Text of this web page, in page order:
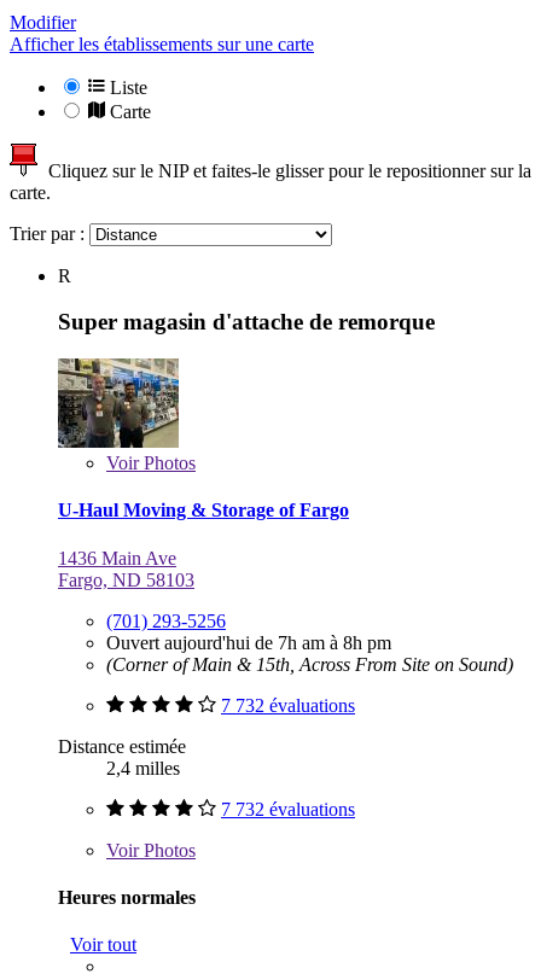
Modifier
Afficher les établissements sur une carte
Liste
Carte
Cliquez sur le NIP et faites-le glisser pour le repositionner sur la
carte.
Trier par :
R
Super magasin d'attache de remorque
VoirPhotos
U-Haul Moving & Storage of Fargo
1436 Main Ave
Fargo, ND 58103
(701) 293-5256
Ouvert aujourd'hui de 7h am à 8h pm
(Corner of Main & 15th, Across From Site on Sound)
7 732 évaluations
Distance estimée
2,4 milles
7 732 évaluations
VoirPhotos
Heures normales
Voir tout